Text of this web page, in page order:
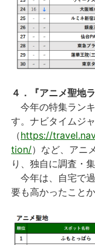
４．『アニメ聖地
今年の特集ラン
す。ナビタイムジ
（https://
tion/）など、アニ
り、独自に調査・
今年は、自宅で
要も高かったこと